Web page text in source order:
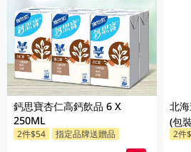
鈣思寶杏仁高鈣飲品 6 X
250ML
2件$54 指定品牌送贈品
北
(包
2件